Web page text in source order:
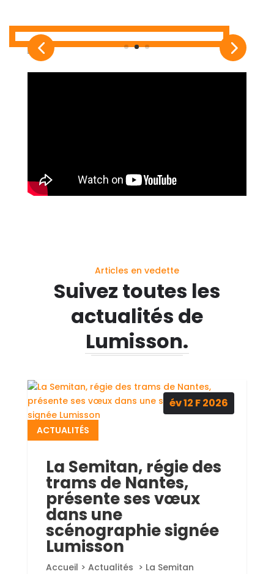
Articles en vedette
Suivez toutes les
actualités de
Lumisson.
La Semitan, régie des
trams de Nantes,
présente ses vœux
dans une
scénographie signée
Lumisson
ACTUALITÉS
Accueil > Actualités > La Semitan
év 12 F2026